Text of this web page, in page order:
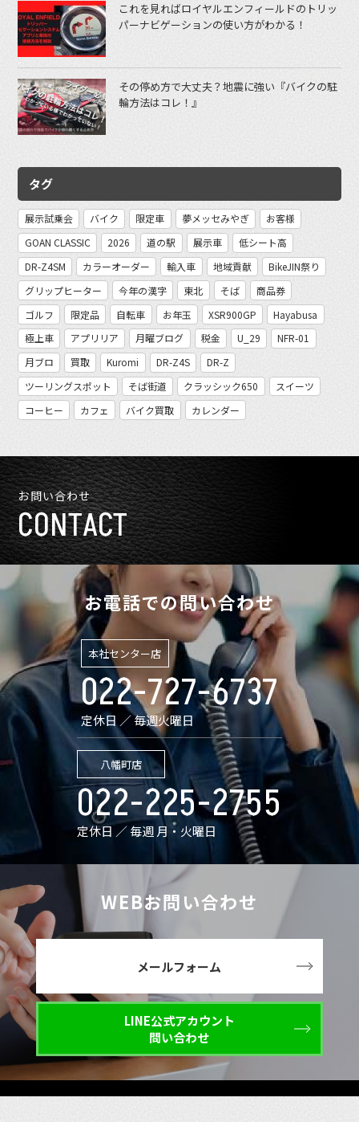
これを見ればロイヤルエンフィールドのトリッ
パーナビゲーションの使い方がわかる！
その停め方で大丈夫？地震に強い『バイクの駐
輪方法はコレ！』
タグ
展示試乗会 バイク 限定車 夢メッセみやぎ
お客様
GOAN CLASSIC
2026 道の駅 展示車
低シート高
DR-Z4SM
カラーオーダー 輸入車 地域貢献
BikeJIN祭り
グリップヒーター
今年の漢字 東北 そば
商品券
ゴルフ
限定品 自転車 お年玉 XSR900GP
Hayabusa
極上車
アプリリア 月曜ブログ 税金 U_29
NFR-01
月ブロ
買取 Kuromi DR-Z4S
DR-Z
ツーリングスポット
そば街道 クラッシック650
スイーツ
コーヒー
カフェ バイク買取 カレンダー
お問い合わせ
CONTACT
お電話での問い合わせ
本社センター店
022-727-6737
定休日 ／ 毎週火曜日
八幡町店
022-225-2755
定休日 ／ 毎週 月・火曜日
WEBお問い合わせ
メールフォーム
LINE公式アカウント
問い合わせ